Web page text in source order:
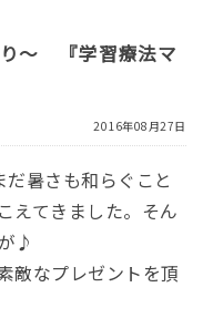
空き状況
～ 『学習療法マ
2016年08月27日
暑さも和らぐこと
えてきました。そん
♪
敵なプレゼントを頂